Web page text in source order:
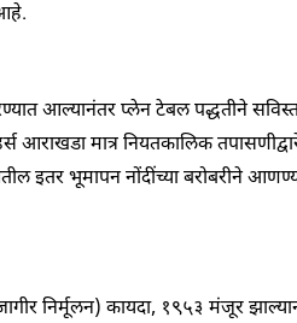
आल्यानंतरप्लेनटेबलपद्धतीने
आराखडा मात्र नियतकालिक
इतर भूमापन नोंदींच्याबरोबरीने
निर्मूलन) कायदा, १९५३ मंजूर